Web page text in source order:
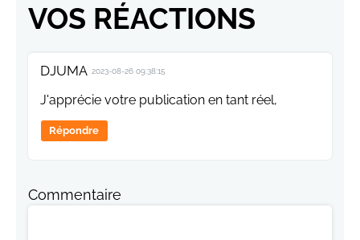
VOS RÉACTIONS
DJUMA 2023-08-26 09:38:15
J'apprécie votre publication en tant réel,
Répondre
Commentaire